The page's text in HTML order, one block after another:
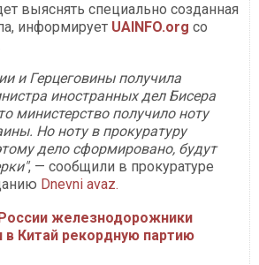
выяснять специально созданная
информирует UAINFO.org со
и Герцеговины получила
иностранных дел Бисера
министерство получило ноту
Но ноту в прокуратуру
дело сформировано, будут
, — сообщили в прокуратуре
Dnevni avaz.
железнодорожники
в Китай рекордную партию